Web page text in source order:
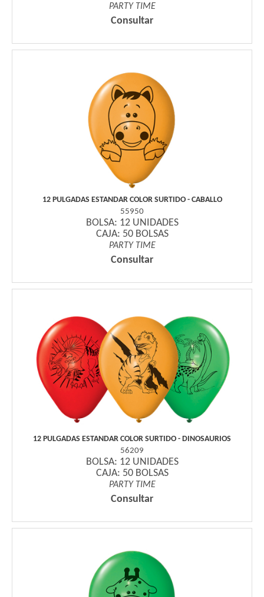
PARTY TIME
Consultar
12 PULGADAS ESTANDAR COLOR SURTIDO - CABALLO
55950
BOLSA: 12 UNIDADES
CAJA: 50 BOLSAS
PARTY TIME
Consultar
12 PULGADAS ESTANDAR COLOR SURTIDO - DINOSAURIOS
56209
BOLSA: 12 UNIDADES
CAJA: 50 BOLSAS
PARTY TIME
Consultar